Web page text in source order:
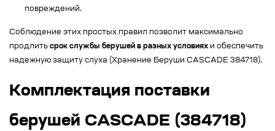
повреждений.
Соблюдение этих простых правил позволит максимально
продлить срок службы берушей в разных условиях и обеспечить
надежную защиту слуха (Хранение Беруши CASCADE 384718).
Комплектация поставки
берушей CASCADE (384718)